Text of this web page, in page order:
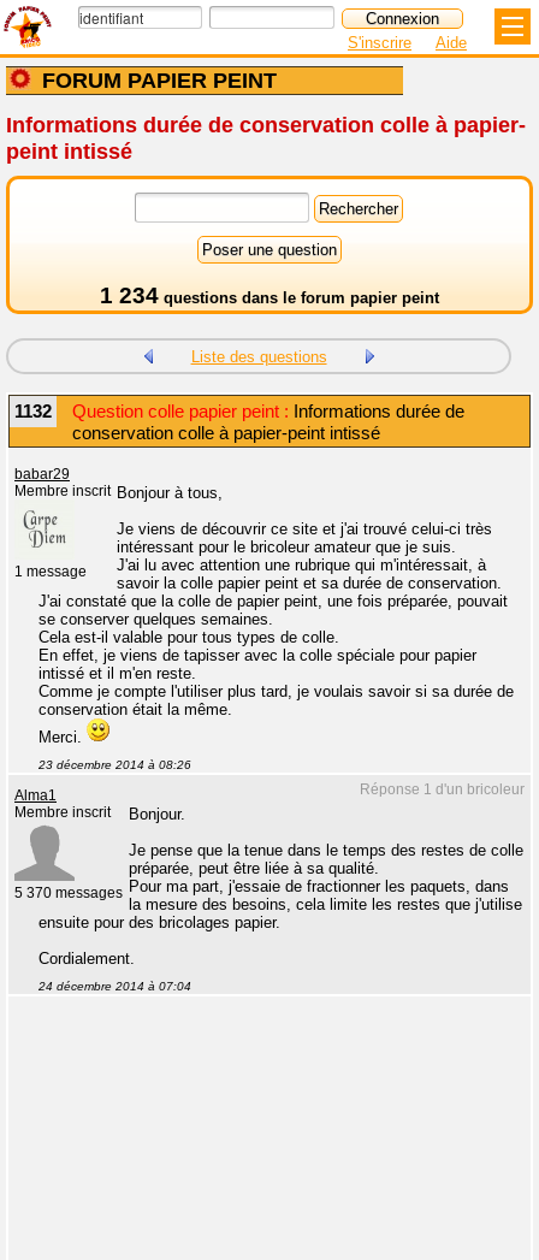
FORUM PAPIER PEINT
S'inscrire Aide
Informations durée de conservation colle à papier-
peint intissé
1 234 questions dans le forum papier peint
Liste des questions
1132 Question colle papier peint : Informations durée de
conservation colle à papier-peint intissé
babar29
Membre inscrit
1 message
Bonjour à tous,
Je viens de découvrir ce site et j'ai trouvé celui-ci très
intéressant pour le bricoleur amateur que je suis.
J'ai lu avec attention une rubrique qui m'intéressait, à
savoir la colle papier peint et sa durée de conservation.
J'ai constaté que la colle de papier peint, une fois préparée, pouvait
se conserver quelques semaines.
Cela est-il valable pour tous types de colle.
En effet, je viens de tapisser avec la colle spéciale pour papier
intissé et il m'en reste.
Comme je compte l'utiliser plus tard, je voulais savoir si sa durée de
conservation était la même.
Merci.
23 décembre 2014 à 08:26
Réponse 1 d'un bricoleur
Alma1
Membre inscrit
5 370 messages
Bonjour.
Je pense que la tenue dans le temps des restes de colle
préparée, peut être liée à sa qualité.
Pour ma part, j'essaie de fractionner les paquets, dans
la mesure des besoins, cela limite les restes que j'utilise
ensuite pour des bricolages papier.
Cordialement.
24 décembre 2014 à 07:04